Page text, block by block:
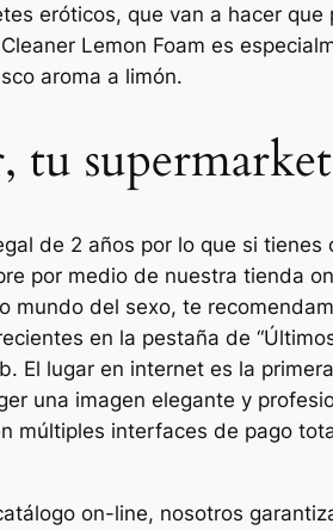
eróticos, que van a hacer
Lemon Foam es
aroma a limón.
tu
de 2 años por lo que si
por medio de nuestra tienda
mundo del sexo, te
en la pestaña de
El lugar en internet es la
una imagen elegante y
múltiples interfaces de pago
on-line, nosotros